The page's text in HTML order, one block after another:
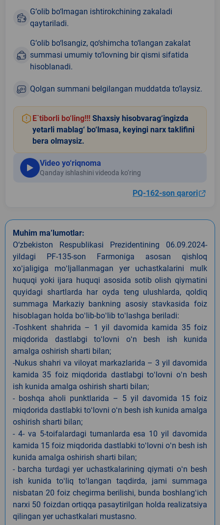
G‘olib bo‘lmagan ishtirokchining zakaladi
qaytariladi.
G‘olib bo‘lsangiz, qo‘shimcha to‘langan zakalat
summasi umumiy to‘lovning bir qismi sifatida
hisoblanadi.
Qolgan summani belgilangan muddatda to‘laysiz.
E`tiborli bo‘ling!!! Shaxsiy hisobvarag‘ingizda
yetarli mablag‘ bo‘lmasa, keyingi narx taklifini
bera olmaysiz.
Video yo‘riqnoma
Qanday ishlashini videoda ko‘ring
PQ-162-son qarori
Muhim ma’lumotlar:
O‘zbekiston Respublikasi Prezidentining 06.09.2024-
yildagi PF-135-son Farmoniga asosan qishloq
xoʻjaligiga moʻljallanmagan yer uchastkalarini mulk
huquqi yoki ijara huquqi asosida sotib olish qiymatini
quyidagi shartlarda har oyda teng ulushlarda, qoldiq
summaga Markaziy bankning asosiy stavkasida foiz
hisoblagan holda boʻlib-boʻlib toʻlashga beriladi:
-Toshkent shahrida – 1 yil davomida kamida 35 foiz
miqdorida dastlabgi toʻlovni oʻn besh ish kunida
amalga oshirish sharti bilan;
-Nukus shahri va viloyat markazlarida – 3 yil davomida
kamida 35 foiz miqdorida dastlabgi toʻlovni oʻn besh
ish kunida amalga oshirish sharti bilan;
- boshqa aholi punktlarida – 5 yil davomida 15 foiz
miqdorida dastlabki toʻlovni oʻn besh ish kunida amalga
oshirish sharti bilan;
- 4- va 5-toifalardagi tumanlarda esa 10 yil davomida
kamida 15 foiz miqdorida dastlabki toʻlovni oʻn besh ish
kunida amalga oshirish sharti bilan;
- barcha turdagi yer uchastkalarining qiymati oʻn besh
ish kunida toʻliq toʻlangan taqdirda, jami summaga
nisbatan 20 foiz chegirma berilishi, bunda boshlangʻich
narxi 50 foizdan ortiqqa pasaytirilgan holda realizatsiya
qilingan yer uchastkalari mustasno.